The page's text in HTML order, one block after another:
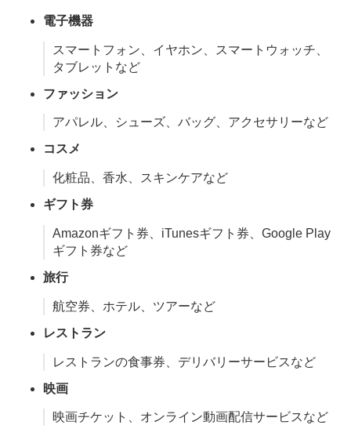
電子機器
スマートフォン、イヤホン、スマートウォッチ、
タブレットなど
ファッション
アパレル、シューズ、バッグ、アクセサリーなど
コスメ
化粧品、香水、スキンケアなど
ギフト券
Amazonギフト券、iTunesギフト券、Google Play
ギフト券など
旅行
航空券、ホテル、ツアーなど
レストラン
レストランの食事券、デリバリーサービスなど
映画
映画チケット、オンライン動画配信サービスなど